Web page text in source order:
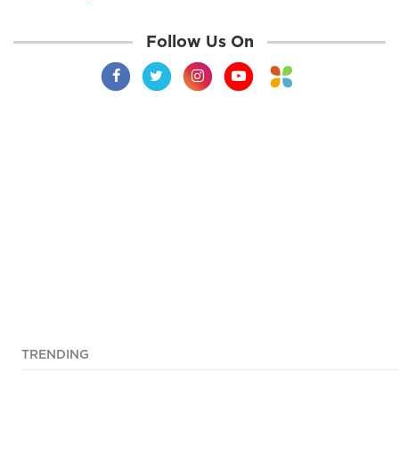
Follow Us On
TRENDING